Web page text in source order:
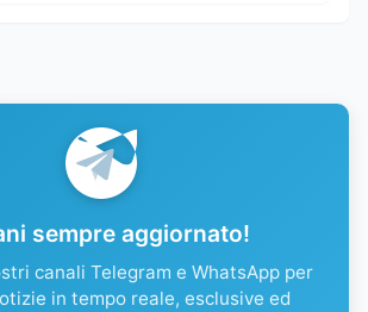
sempre aggiornato!
canali Telegram e WhatsApp per
in tempo reale, esclusive ed